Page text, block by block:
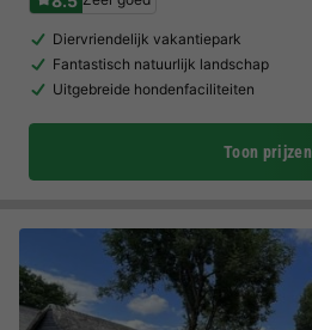
Diervriendelijk vakantiepark
Fantastisch natuurlijk landschap
Uitgebreide hondenfaciliteiten
Toon prijzen